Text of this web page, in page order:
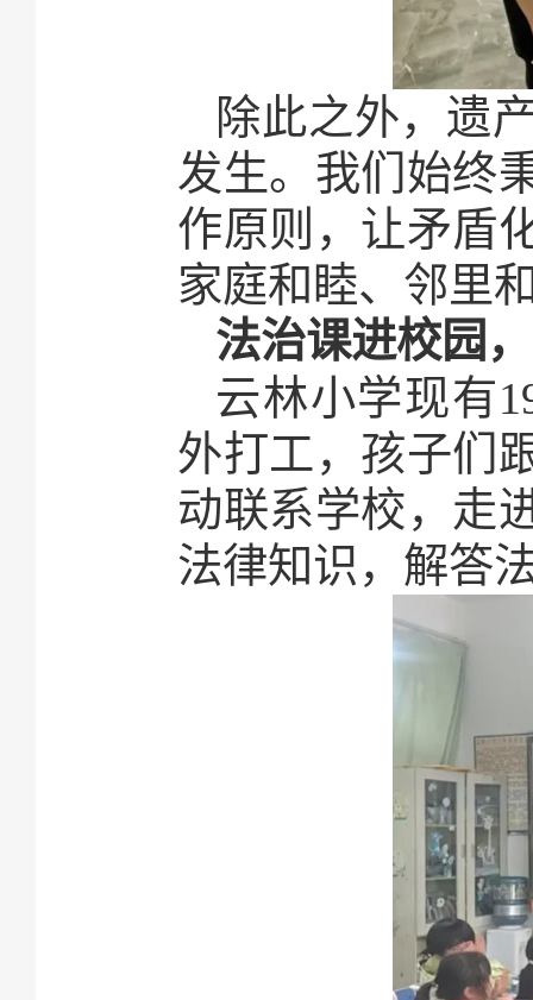
除此之外，遗
发生。我们始终
作原则，让矛盾
家庭和睦、邻里
法治课进校园
云林小学现有
外打工，孩子们
动联系学校，走
法律知识，解答